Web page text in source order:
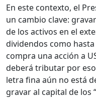
En este contexto, el
un cambio clave:
de los activos en el
dividendos como hasta
compra una acción a
deberá tributar por
letra fina aún no está
gravar al capital de los